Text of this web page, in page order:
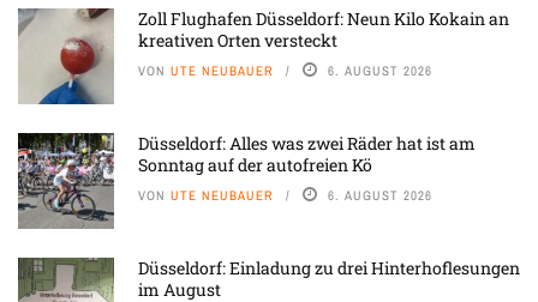
Zoll Flughafen Düsseldorf: Neun Kilo Kokain an
kreativen Orten versteckt
VON UTE NEUBAUER 6. AUGUST 2026
Düsseldorf: Alles was zwei Räder hat ist am
Sonntag auf der autofreien Kö
VON UTE NEUBAUER 6. AUGUST 2026
Düsseldorf: Einladung zu drei Hinterhoflesungen
im August